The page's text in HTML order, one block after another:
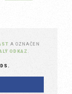
A OZNAČEN
ODKAZ